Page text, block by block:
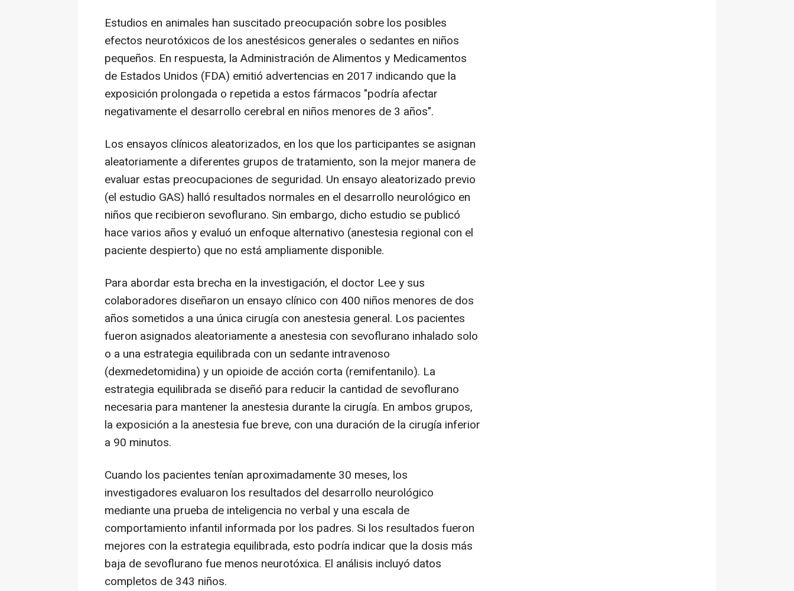
Estudios en animales han suscitado preocupación sobre los posibles
efectos neurotóxicos de los anestésicos generales o sedantes en niños
pequeños. En respuesta, la Administración de Alimentos y Medicamentos
de Estados Unidos (FDA) emitió advertencias en 2017 indicando que la
exposición prolongada o repetida a estos fármacos "podría afectar
negativamente el desarrollo cerebral en niños menores de 3 años".
Los ensayos clínicos aleatorizados, en los que los participantes se asignan
aleatoriamente a diferentes grupos de tratamiento, son la mejor manera de
evaluar estas preocupaciones de seguridad. Un ensayo aleatorizado previo
(el estudio GAS) halló resultados normales en el desarrollo neurológico en
niños que recibieron sevoflurano. Sin embargo, dicho estudio se publicó
hace varios años y evaluó un enfoque alternativo (anestesia regional con el
paciente despierto) que no está ampliamente disponible.
Para abordar esta brecha en la investigación, el doctor Lee y sus
colaboradores diseñaron un ensayo clínico con 400 niños menores de dos
años sometidos a una única cirugía con anestesia general. Los pacientes
fueron asignados aleatoriamente a anestesia con sevoflurano inhalado solo
o a una estrategia equilibrada con un sedante intravenoso
(dexmedetomidina) y un opioide de acción corta (remifentanilo). La
estrategia equilibrada se diseñó para reducir la cantidad de sevoflurano
necesaria para mantener la anestesia durante la cirugía. En ambos grupos,
la exposición a la anestesia fue breve, con una duración de la cirugía inferior
a 90 minutos.
Cuando los pacientes tenían aproximadamente 30 meses, los
investigadores evaluaron los resultados del desarrollo neurológico
mediante una prueba de inteligencia no verbal y una escala de
comportamiento infantil informada por los padres. Si los resultados fueron
mejores con la estrategia equilibrada, esto podría indicar que la dosis más
baja de sevoflurano fue menos neurotóxica. El análisis incluyó datos
completos de 343 niños.